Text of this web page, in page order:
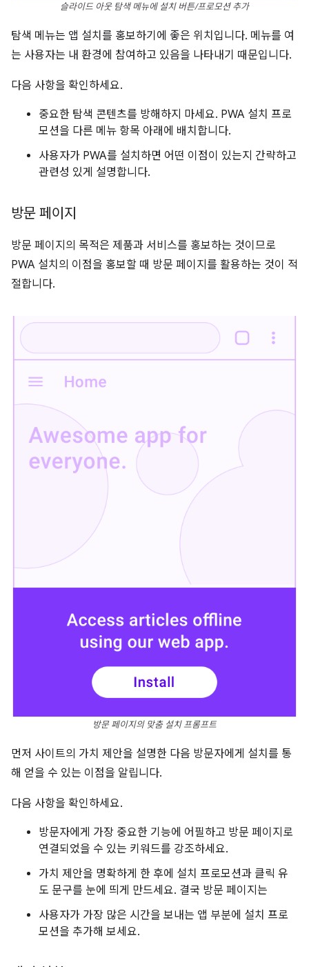
슬라이드 아웃 탐색 메뉴에 설치 버튼/프로모션 추가
탐색 메뉴는 앱 설치를 홍보하기에 좋은 위치입니다. 메뉴를 여
는 사용자는 내 환경에 참여하고 있음을 나타내기 때문입니다.
다음 사항을 확인하세요.
중요한 탐색 콘텐츠를 방해하지 마세요. PWA 설치 프로
모션을 다른 메뉴 항목 아래에 배치합니다.
사용자가 PWA를 설치하면 어떤 이점이 있는지 간략하고
관련성 있게 설명합니다.
방문 페이지
방문 페이지의 목적은 제품과 서비스를 홍보하는 것이므로
PWA 설치의 이점을 홍보할 때 방문 페이지를 활용하는 것이 적
절합니다.
방문 페이지의 맞춤 설치 프롬프트
먼저 사이트의 가치 제안을 설명한 다음 방문자에게 설치를 통
해 얻을 수 있는 이점을 알립니다.
다음 사항을 확인하세요.
방문자에게 가장 중요한 기능에 어필하고 방문 페이지로
연결되었을 수 있는 키워드를 강조하세요.
가치 제안을 명확하게 한 후에 설치 프로모션과 클릭 유
도 문구를 눈에 띄게 만드세요. 결국 방문 페이지는
사용자가 가장 많은 시간을 보내는 앱 부분에 설치 프로
모션을 추가해 보세요.